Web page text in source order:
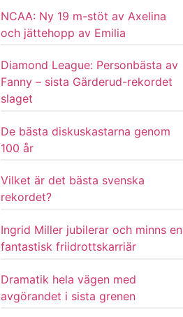
NCAA: Ny 19 m-stöt av Axelina
och jättehopp av Emilia
Diamond League: Personbästa av
Fanny – sista Gärderud-rekordet
slaget
De bästa diskuskastarna genom
100 år
Vilket är det bästa svenska
rekordet?
Ingrid Miller jubilerar och minns en
fantastisk friidrottskarriär
Dramatik hela vägen med
avgörandet i sista grenen